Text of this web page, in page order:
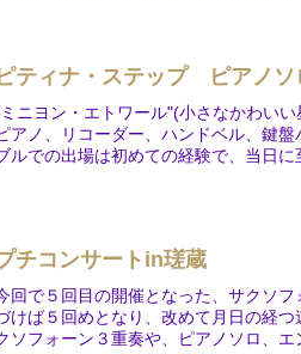
ティナ・ステップ ピアノソ
ニヨン・エトワール"(小さなかわい
アノ、リコーダー、ハンドベル、鍵
ルでの出場は初めての経験で、当日
チコンサートin瑳蔵
回で５回目の開催となった、サクソ
けば５回めとなり、改めて月日の経
ソフォーン３重奏や、ピアノソロ、